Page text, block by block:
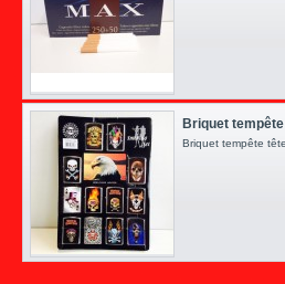
Briquet tempête
Briquet tempête